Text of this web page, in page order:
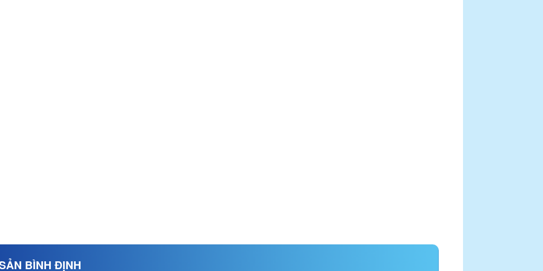
BÌNH ĐỊNH